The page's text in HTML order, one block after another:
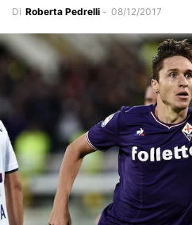
Di Roberta Pedrelli - 08/12/2017